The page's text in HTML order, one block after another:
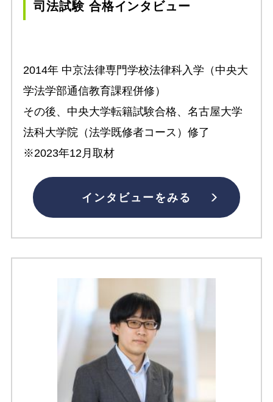
司法試験 合格インタビュー
2014年 中京法律専門学校法律科入学（中央大
学法学部通信教育課程併修）
その後、中央大学転籍試験合格、名古屋大学
法科大学院（法学既修者コース）修了
※2023年12月取材
インタビューをみる